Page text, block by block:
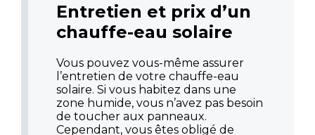
Entretien et prix d’un
chauffe-eau solaire
Vous pouvez vous-même assurer
l’entretien de votre chauffe-eau
solaire. Si vous habitez dans une
zone humide, vous n’avez pas besoin
de toucher aux panneaux.
Cependant, vous êtes obligé de